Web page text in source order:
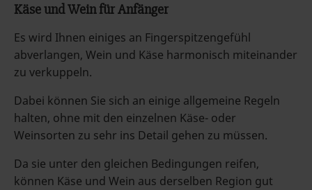
Käse und Wein für Anfänger
Es wird Ihnen einiges an Fingerspitzengefühl
abverlangen, Wein und Käse harmonisch miteinander
zu verkuppeln.
Dabei können Sie sich an einige allgemeine Regeln
halten, ohne mit den einzelnen Käse- oder
Weinsorten zu sehr ins Detail gehen zu müssen.
Da sie unter den gleichen Bedingungen reifen,
können Käse und Wein aus derselben Region gut